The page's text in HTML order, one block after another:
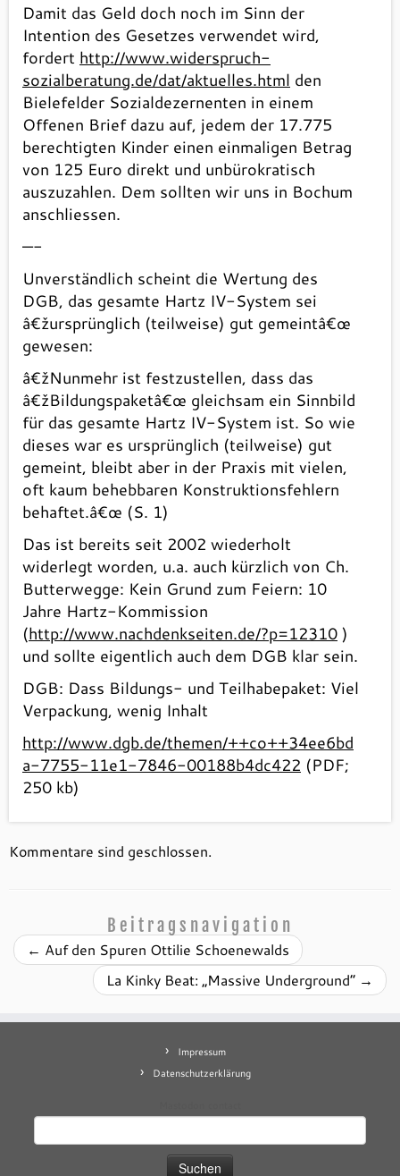
Damit das Geld doch noch im Sinn der
Intention des Gesetzes verwendet wird,
fordert http://www.widerspruch-
sozialberatung.de/dat/aktuelles.html den
Bielefelder Sozialdezernenten in einem
Offenen Brief dazu auf, jedem der 17.775
berechtigten Kinder einen einmaligen Betrag
von 125 Euro direkt und unbürokratisch
auszuzahlen. Dem sollten wir uns in Bochum
anschliessen.
—-
Unverständlich scheint die Wertung des
DGB, das gesamte Hartz IV-System sei
â€žursprünglich (teilweise) gut gemeintâ€œ
gewesen:
â€žNunmehr ist festzustellen, dass das
â€žBildungspaketâ€œ gleichsam ein Sinnbild
für das gesamte Hartz IV-System ist. So wie
dieses war es ursprünglich (teilweise) gut
gemeint, bleibt aber in der Praxis mit vielen,
oft kaum behebbaren Konstruktionsfehlern
behaftet.â€œ (S. 1)
Das ist bereits seit 2002 wiederholt
widerlegt worden, u.a. auch kürzlich von Ch.
Butterwegge: Kein Grund zum Feiern: 10
Jahre Hartz-Kommission
(http://www.nachdenkseiten.de/?p=12310 )
und sollte eigentlich auch dem DGB klar sein.
DGB: Dass Bildungs- und Teilhabepaket: Viel
Verpackung, wenig Inhalt
http://www.dgb.de/themen/++co++34ee6bd
a-7755-11e1-7846-00188b4dc422 (PDF;
250 kb)
Kommentare sind geschlossen.
Beitragsnavigation
← Auf den Spuren Ottilie Schoenewalds
La Kinky Beat: „Massive Underground“ →
Impressum
Datenschutzerklärung